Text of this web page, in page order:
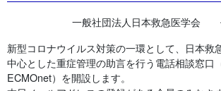
一般社団法人日本救急医学会
新型コロナウイルス対策の一環として、日本救
中心とした重症管理の助言を行う電話相談窓口
ECMOnet）を開設します。